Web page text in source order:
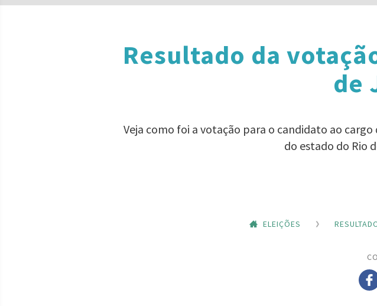
Resultado da
de
Veja como foi a votação para o candidato ao
do estado do Rio
ELEIÇÕES